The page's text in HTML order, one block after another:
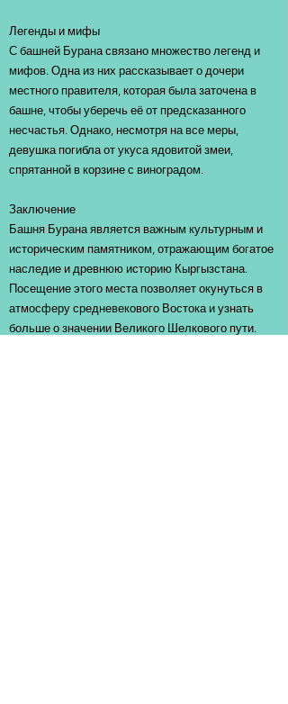
Легенды и мифы
С башней Бурана связано множество легенд и
мифов. Одна из них рассказывает о дочери
местного правителя, которая была заточена в
башне, чтобы уберечь её от предсказанного
несчастья. Однако, несмотря на все меры,
девушка погибла от укуса ядовитой змеи,
спрятанной в корзине с виноградом.
Заключение
Башня Бурана является важным культурным и
историческим памятником, отражающим богатое
наследие и древнюю историю Кыргызстана.
Посещение этого места позволяет окунуться в
атмосферу средневекового Востока и узнать
больше о значении Великого Шелкового пути.